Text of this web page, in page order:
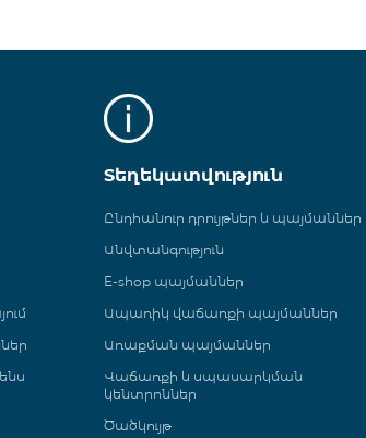
Տեղեկատվություն
Ընդհանուր դրույթներ և պայմաններ
Անվտանգություն
E-shop պայմաններ
Ապառիկ վաճառքի պայմաններ
Առաքման պայմաններ
Վաճառքի և սպասարկման
կենտրոններ
Ծածկույթ